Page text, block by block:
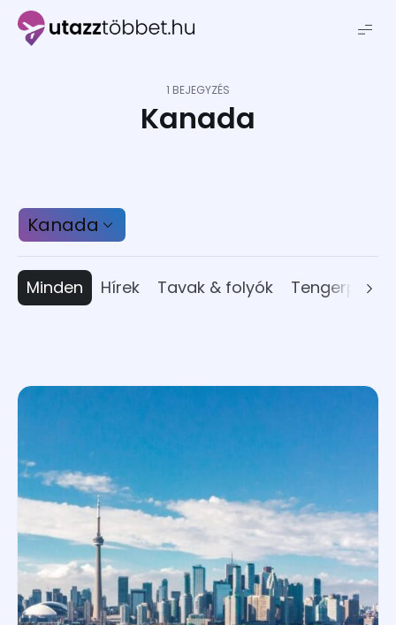
Utazztöbbet.hu
1 BEJEGYZÉS
Kanada
Kanada
Kuba
Mexikó
USA
Minden Hírek Tavak & folyók Tengerpart